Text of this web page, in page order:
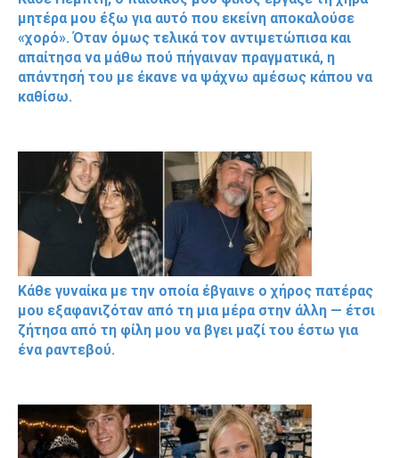
μητέρα μου έξω για αυτό που εκείνη αποκαλούσε
«χορό». Όταν όμως τελικά τον αντιμετώπισα και
απαίτησα να μάθω πού πήγαιναν πραγματικά, η
απάντησή του με έκανε να ψάχνω αμέσως κάπου να
καθίσω.
Κάθε γυναίκα με την οποία έβγαινε ο χήρος πατέρας
μου εξαφανιζόταν από τη μια μέρα στην άλλη — έτσι
ζήτησα από τη φίλη μου να βγει μαζί του έστω για
ένα ραντεβού.